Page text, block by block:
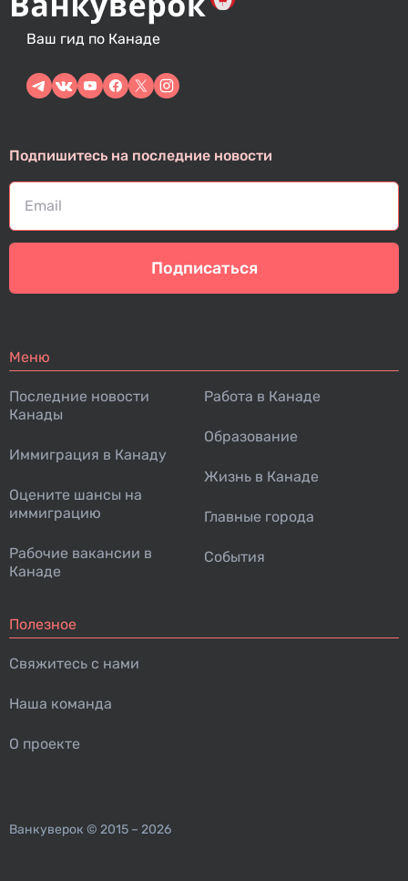
Ваш гид по Канаде
Подпишитесь на последние новости
Подписаться
Меню
Последние новости
Канады
Иммиграция в Канаду
Оцените шансы на
иммиграцию
Рабочие вакансии в
Канаде
Работа в Канаде
Образование
Жизнь в Канаде
Главные города
События
Полезное
Свяжитесь с нами
Наша команда
О проекте
Ванкуверок © 2015 – 2026